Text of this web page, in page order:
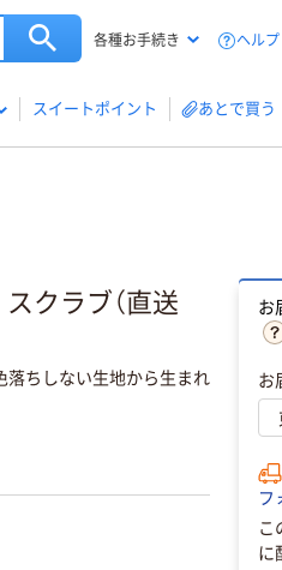
各種お手続き ヘルプ
スイートポイント あとで買う
クラブ（直送
落ちしない生地から生まれ
お
お
フ
こ
に